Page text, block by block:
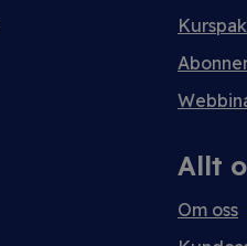
Allt
Om oss